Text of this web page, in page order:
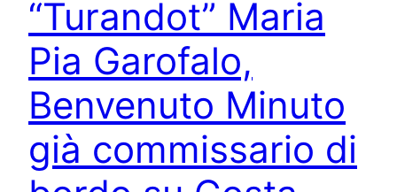
“Turandot” Maria
Pia Garofalo,
Benvenuto Minuto
già commissario di